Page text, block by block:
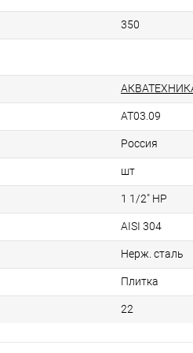
350
AT03.09
Россия
шт
1 1/2" НР
AISI 304
Нерж. сталь
Плитка
22